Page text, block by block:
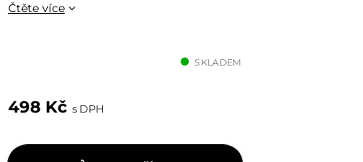
Čtěte více
SKLADEM
498 Kč s DPH